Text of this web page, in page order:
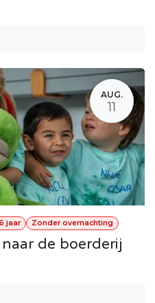
AUG.
11
jaar Zonder overnachting
de boerderij